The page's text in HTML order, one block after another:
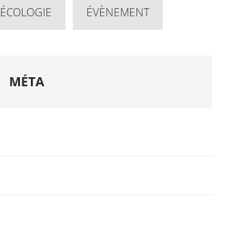
ÉCOLOGIE ÉVÈNEMENT
MÉTA